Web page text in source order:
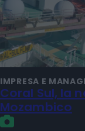
IMPRESA E
Coral Sul, la
Mozambico